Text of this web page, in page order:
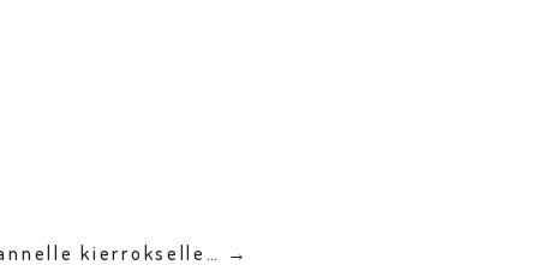
kierrokselle… →